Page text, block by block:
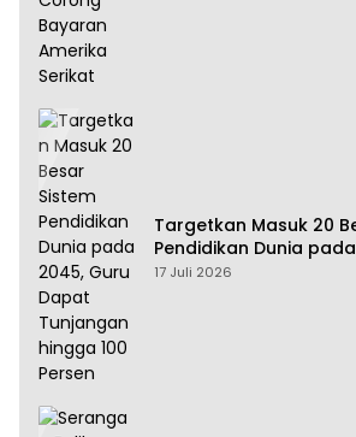
Targetkan Masuk 20
Pendidikan Dunia
Dapat Tunjangan
17 Juli 2026